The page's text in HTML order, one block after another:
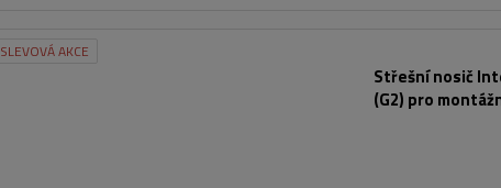
SLEVOVÁ AKCE
Střešní nosič
(G2) pro